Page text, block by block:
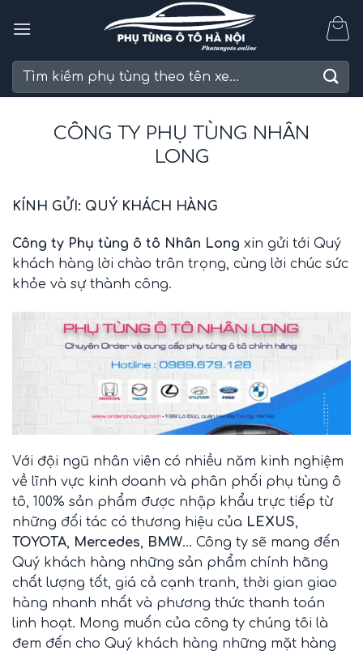
Tìm
CÔNG TY PHỤ TÙNG NHÂN
LONG
KÍNH GỬI: QUÝ KHÁCH HÀNG
Công ty Phụ tùng ô tô Nhân Long xin gửi tới Quý
khách hàng lời chào trân trọng, cùng lời chúc sức
khỏe và sự thành công.
Với đội ngũ nhân viên có nhiều năm kinh nghiệm
về lĩnh vực kinh doanh và phân phối phụ tùng ô
tô, 100% sản phẩm được nhập khẩu trực tiếp từ
những đối tác có thương hiệu của LEXUS,
TOYOTA, Mercedes, BMW… Công ty sẽ mang đến
Quý khách hàng những sản phẩm chính hãng
chất lượng tốt, giá cả cạnh tranh, thời gian giao
hàng nhanh nhất và phương thức thanh toán
linh hoạt. Mong muốn của công ty chúng tôi là
đem đến cho Quý khách hàng những mặt hàng